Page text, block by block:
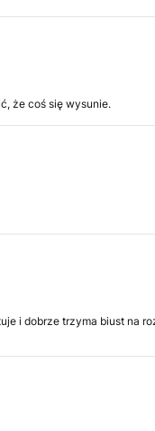
że coś się wysunie.
i dobrze trzyma biust na